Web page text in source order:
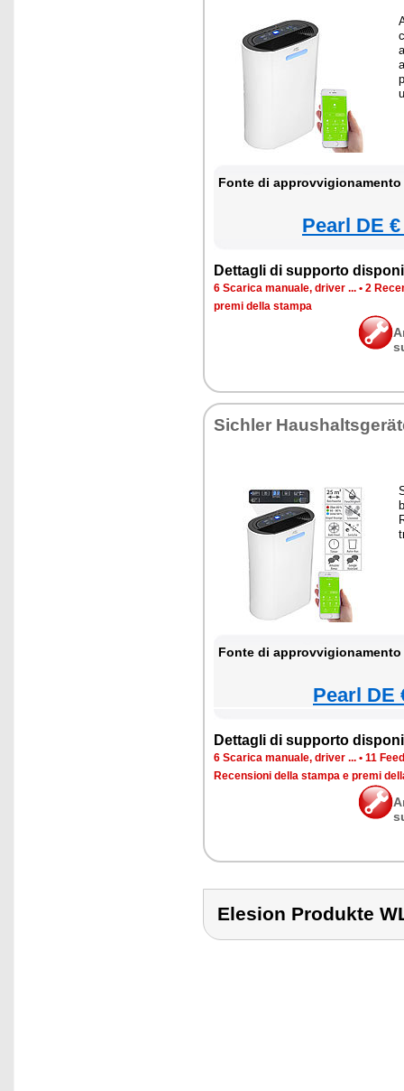
Fonte di
Pearl DE
Dettagli di supporto
6 Scarica manuale, driver ... • 2
premi della stampa
Sichler
Fonte di
Pearl DE
Dettagli di supporto
6 Scarica manuale, driver ... • 11
Recensioni della stampa e premi
Elesion Produkte